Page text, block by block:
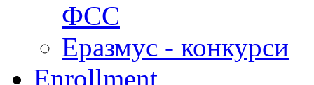
ФСС
Еразмус - конкурси
Enrollment